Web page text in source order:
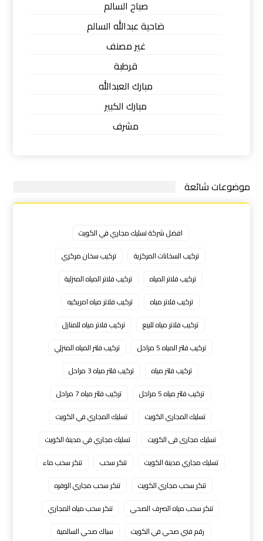
صباح السالم
ضاحية عبدالله السالم
غير مصنف
قرطبة
مبارك العبدالله
مبارك الكبير
مشرف
موضوعات شائعة
افضل شركة تسليك مجاري في الكويت
تركيب السخانات المركزية
تركيب سخان مركزي
تركيب فلاتر المياه
تركيب فلاتر المياه المنزلية
تركيب فلاتر مياه
تركيب فلاتر مياه امريكيه
تركيب فلاتر مياه للبيع
تركيب فلاتر مياه للمنازل
تركيب فلتر المياه 5 مراحل
تركيب فلتر المياه المنزلي
تركيب فلتر مياه
تركيب فلتر مياه 3 مراحل
تركيب فلتر مياه 5 مراحل
تركيب فلتر مياه 7 مراحل
تسليك المجاري الكويت
تسليك المجاري في الكويت
تسليك مجارى فى الكويت
تسليك مجاري في مدينة الكويت
تسليك مجاري مدينة الكويت
تنكر سحب
تنكر سحب ماء
تنكر سحب مجاري الكويت
تنكر سحب مجاري الوفره
تنكر سحب مياه الصرف الصحي
تنكر سحب مياه المجاري
رقم فني صحي في الكويت
سباك صحي السالمية